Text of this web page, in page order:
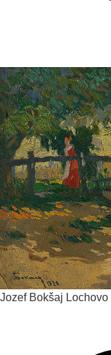
Jozef Bokšaj Lochovo